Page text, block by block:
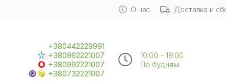
О нас Доставка и
+380442229991
+380962221007
+380992221007
+380732221007
10:00 - 19:00
По будням